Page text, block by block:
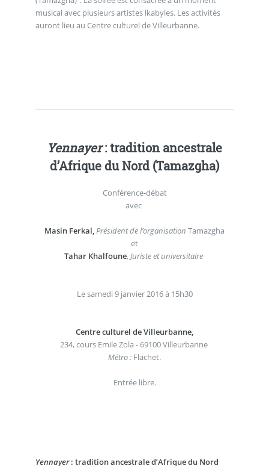
musical avec plusieurs artistes lkabyles. Les activités
auront lieu au Centre culturel de Villeurbanne.
Yennayer: tradition ancestrale
d’Afrique du Nord (Tamazgha)
Conférence-débat
avec
Masin Ferkal,Président de l’organisation Tamazgha
et
Tahar Khalfoune, Juriste et universitaire
Le samedi 9 janvier 2016 à 15h30
Centre culturel de Villeurbanne,
234, cours Emile Zola - 69100 Villeurbanne
Métro : Flachet.
Entrée libre.
Yennayer: tradition ancestrale d’Afrique du Nord